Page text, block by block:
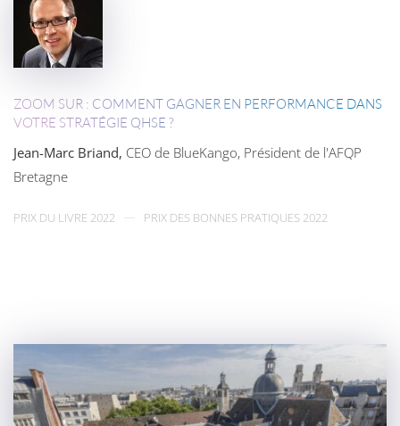
ZOOM SUR : COMMENT GAGNER EN PERFORMANCE DANS
VOTRE STRATÉGIE QHSE ?
Jean-Marc Briand, CEO de BlueKango, Président de l'AFQP
Bretagne
PRIX DU LIVRE 2022 PRIX DES BONNES PRATIQUES 2022